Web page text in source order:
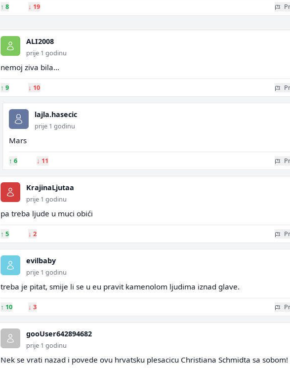
↑ 8 ↓ 19
ALI2008
prije 1 godinu
nemoj ziva bila...
↑ 9 ↓ 10
lajla.hasecic
prije 1 godinu
Mars
↑ 6 ↓ 11
KrajinaLjutaa
prije 1 godinu
pa treba ljude u muci obići
↑ 5 ↓ 2
evilbaby
prije 1 godinu
treba je pitat, smije li se u eu pravit kamenolom ljudima iznad glave.
↑ 10 ↓ 3
gooUser642894682
prije 1 godinu
Nek se vrati nazad i povede ovu hrvatsku plesacicu Christiana Schmidta sa sobom!